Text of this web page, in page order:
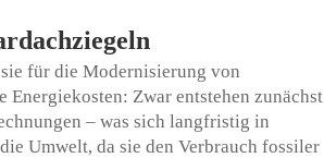
für die Modernisierung von
Energiekosten: Zwar entstehen zunächst
– was sich langfristig in
Umwelt, da sie den Verbrauch fossiler